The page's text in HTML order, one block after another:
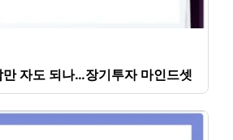
만 자도 되나…장기투자 마인드셋